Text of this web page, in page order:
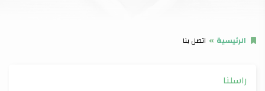
الرئيسية اتصل بنا
راسلنا